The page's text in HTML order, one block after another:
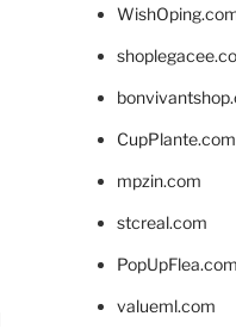
CupPlante.com
mpzin.com
stcreal.com
PopUpFlea.com
valueml.com